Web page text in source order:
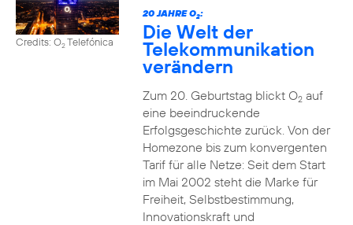
Credits: O2Telefónica
20 JAHRE O2:
Die Welt der
Telekommunikation
verändern
Zum 20. Geburtstag blickt O2auf
eine beeindruckende
Erfolgsgeschichte zurück. Von der
Homezone bis zum konvergenten
Tarif für alle Netze: Seit dem Start
im Mai 2002 steht die Marke für
Freiheit, Selbstbestimmung,
Innovationskraft und